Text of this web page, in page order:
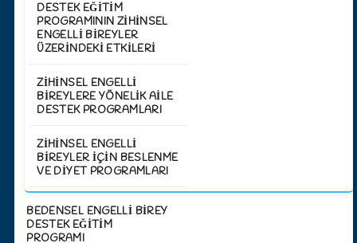
DESTEK EĞITIM
PROGRAMININ ZIHINSEL
ENGELLI BIREYLER
ÜZERINDEKI ETKILERI
ZIHINSEL ENGELLI
BIREYLERE YÖNELIK AILE
DESTEK PROGRAMLARI
ZIHINSEL ENGELLI
BIREYLER İÇIN BESLENME
VE DIYET PROGRAMLARI
BEDENSEL ENGELLİ BİREY
DESTEK EĞİTİM
PROGRAMI